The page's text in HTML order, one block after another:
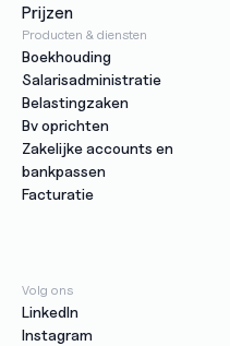
Prijzen
Producten & diensten
Boekhouding
Salarisadministratie
Belastingzaken
Bv oprichten
Zakelijke accounts en
bankpassen
Facturatie
Volg ons
LinkedIn
Instagram